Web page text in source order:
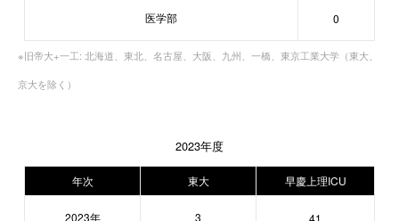
医学部 0
※旧帝大+一工: 北海道、東北、名古屋、大阪、九州、一橋、東京工業大学（東大、
京大を除く）
2023年度
年次 東大 早慶上理ICU
2023年 3